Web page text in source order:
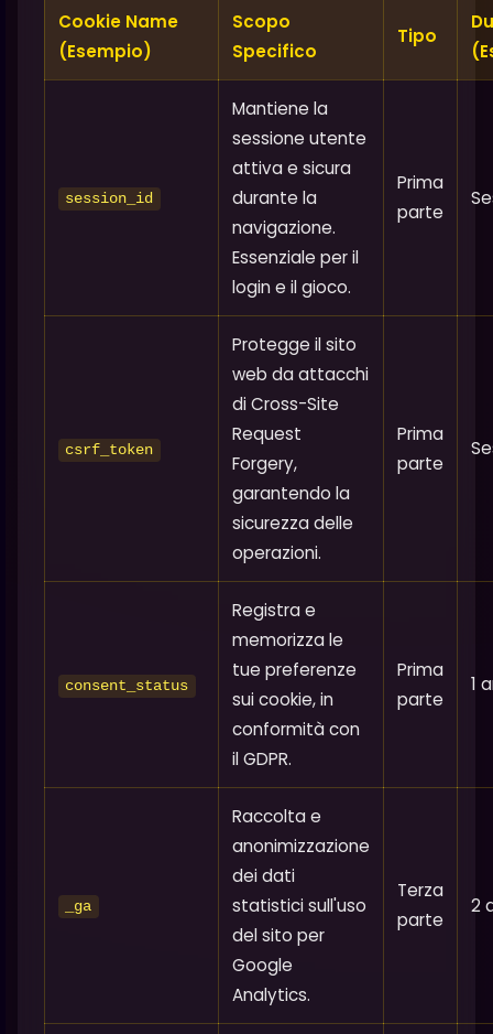
Cookie Name
(Esempio)
Scopo
Specifico
Tipo
session_id
Mantiene la
sessione utente
attiva e sicura
durante la
navigazione.
Essenziale per il
login e il gioco.
Prima
parte
csrf_token
Protegge il sito
web da attacchi
di Cross-Site
Request
Forgery,
garantendo la
sicurezza delle
operazioni.
Prima
parte
consent_status
Registra e
memorizza le
tue preferenze
sui cookie, in
conformità con
il GDPR.
Prima
parte
1
_ga
Raccolta e
anonimizzazione
dei dati
statistici sull'uso
del sito per
Google
Analytics.
Terza
parte
2